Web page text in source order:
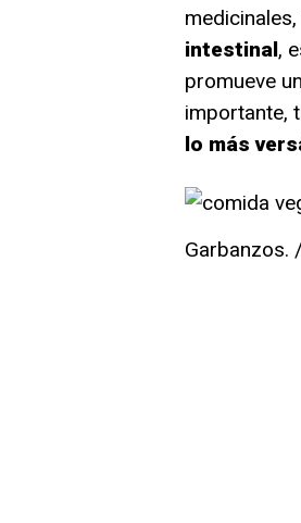
medicinales,
intestinal,
promueve
importante,
lo más
Garbanzos.